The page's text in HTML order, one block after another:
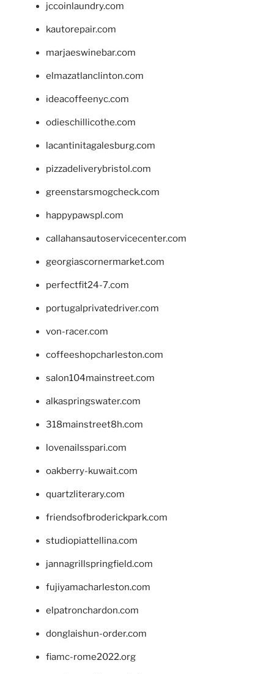
jccoinlaundry.com
kautorepair.com
marjaeswinebar.com
elmazatlanclinton.com
ideacoffeenyc.com
odieschillicothe.com
lacantinitagalesburg.com
pizzadeliverybristol.com
greenstarsmogcheck.com
happypawspl.com
callahansautoservicecenter.com
georgiascornermarket.com
perfectfit24-7.com
portugalprivatedriver.com
von-racer.com
coffeeshopcharleston.com
salon104mainstreet.com
alkaspringswater.com
318mainstreet8h.com
lovenailsspari.com
oakberry-kuwait.com
quartzliterary.com
friendsofbroderickpark.com
studiopiattellina.com
jannagrillspringfield.com
fujiyamacharleston.com
elpatronchardon.com
donglaishun-order.com
fiamc-rome2022.org